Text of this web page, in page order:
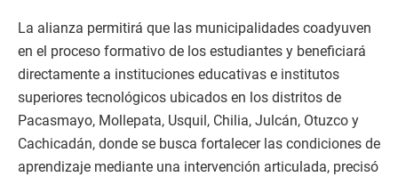
La alianza permitirá que las municipalidades coadyuven
en el proceso formativo de los estudiantes y beneficiará
directamente a instituciones educativas e institutos
superiores tecnológicos ubicados en los distritos de
Pacasmayo, Mollepata, Usquil, Chilia, Julcán, Otuzco y
Cachicadán, donde se busca fortalecer las condiciones de
aprendizaje mediante una intervención articulada, precisó